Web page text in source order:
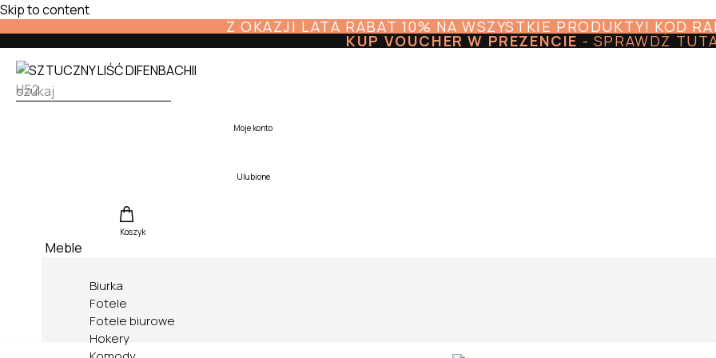
Skip to content
Z OKAZJI LATA RABAT 10% NA WSZYSTKIE PRODUKTY! KOD
KUP VOUCHER W PREZENCIE - SPRAWDŹ
Moje konto
Ulubione
Koszyk
Meble
Biurka
Fotele
Fotele biurowe
Hokery